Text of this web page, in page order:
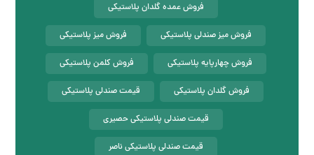
فروش عمده گلدان پلاستیکی
فروش میز صندلی پلاستیکی فروش میز پلاستیکی
فروش چهارپایه پلاستیکی فروش کلمن پلاستیکی
فروش گلدان پلاستیکی قیمت صندلی پلاستیکی
قیمت صندلی پلاستیکی حصیری
قیمت صندلی پلاستیکی ناصر